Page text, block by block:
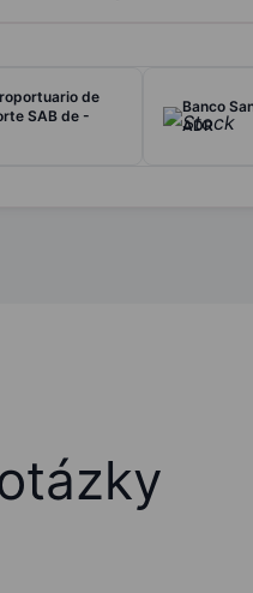
de
SAB de -
Banco
ADR